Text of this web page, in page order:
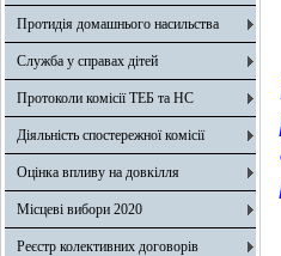
Протидія домашнього насильства
Служба у справах дітей
Протоколи комісії ТЕБ та НС
Діяльність спостережної комісії
Оцінка впливу на довкілля
Місцеві вибори 2020
Реєстр колективних договорів